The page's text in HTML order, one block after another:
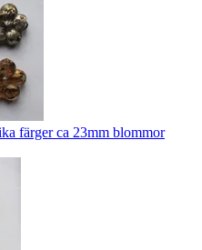
färger ca 23mm blommor